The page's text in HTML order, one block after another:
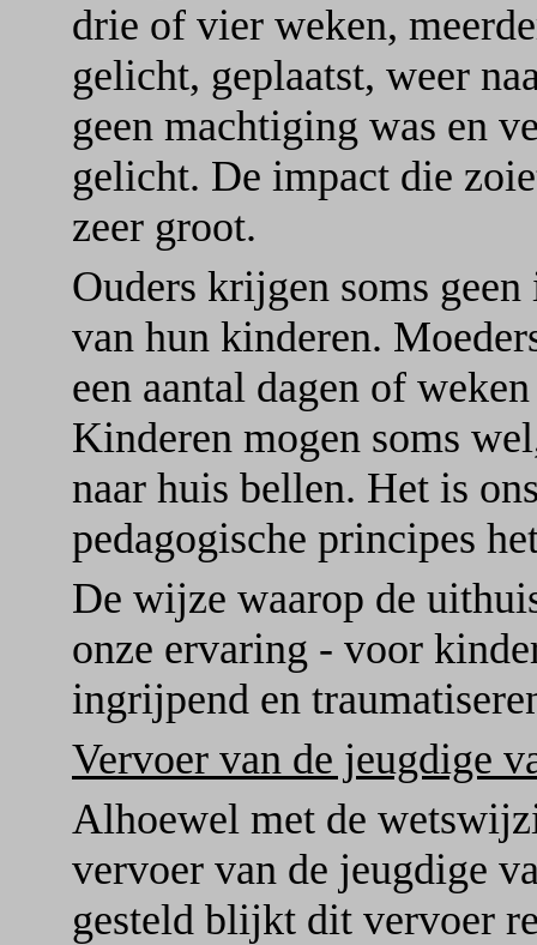
drie of vier weken,
gelicht, geplaatst, weer
geen machtiging was en
gelicht. De impact die
zeer groot.
Ouders krijgen soms
van hun kinderen.
een aantal dagen of
Kinderen mogen soms
naar huis bellen. Het is
pedagogische principes
De wijze waarop de
onze ervaring - voor
ingrijpend en
Vervoer van de jeugdige
Alhoewel met de
vervoer van de jeugdige
gesteld blijkt dit vervoer